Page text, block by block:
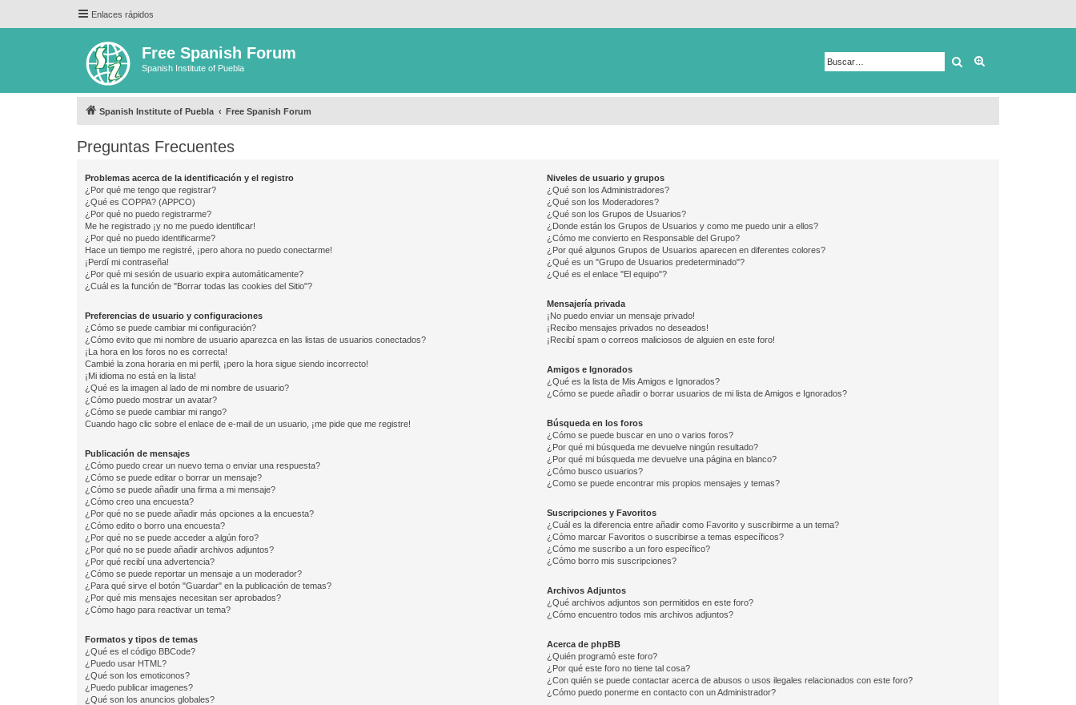
Enlaces rápidos
Free Spanish Forum
Spanish Institute of Puebla Buscar
Spanish Institute of Puebla Free Spanish Forum
Preguntas Frecuentes
Problemas acerca de la identificación y el registro
¿Por qué me tengo que registrar?
¿Qué es COPPA? (APPCO)
¿Por qué no puedo registrarme?
Me he registrado ¡y no me puedo identificar!
¿Por qué no puedo identificarme?
Hace un tiempo me registré, ¡pero ahora no puedo conectarme!
¡Perdí mi contraseña!
¿Por qué mi sesión de usuario expira automáticamente?
¿Cuál es la función de "Borrar todas las cookies del Sitio"?
Preferencias de usuario y configuraciones
¿Cómo se puede cambiar mi configuración?
¿Cómo evito que mi nombre de usuario aparezca en las listas de usuarios conectados?
¡La hora en los foros no es correcta!
Cambié la zona horaria en mi perfil, ¡pero la hora sigue siendo incorrecto!
¡Mi idioma no está en la lista!
¿Qué es la imagen al lado de mi nombre de usuario?
¿Cómo puedo mostrar un avatar?
¿Cómo se puede cambiar mi rango?
Cuando hago clic sobre el enlace de e-mail de un usuario, ¡me pide que me registre!
Publicación de mensajes
¿Cómo puedo crear un nuevo tema o enviar una respuesta?
¿Cómo se puede editar o borrar un mensaje?
¿Cómo se puede añadir una firma a mi mensaje?
¿Cómo creo una encuesta?
¿Por qué no se puede añadir más opciones a la encuesta?
¿Cómo edito o borro una encuesta?
¿Por qué no se puede acceder a algún foro?
¿Por qué no se puede añadir archivos adjuntos?
¿Por qué recibí una advertencia?
¿Cómo se puede reportar un mensaje a un moderador?
¿Para qué sirve el botón "Guardar" en la publicación de temas?
¿Por qué mis mensajes necesitan ser aprobados?
¿Cómo hago para reactivar un tema?
Formatos y tipos de temas
¿Qué es el código BBCode?
¿Puedo usar HTML?
¿Qué son los emoticonos?
¿Puedo publicar imagenes?
¿Qué son los anuncios globales?
Niveles de usuario y grupos
¿Qué son los Administradores?
¿Qué son los Moderadores?
¿Qué son los Grupos de Usuarios?
¿Donde están los Grupos de Usuarios y como me puedo unir a ellos?
¿Cómo me convierto en Responsable del Grupo?
¿Por qué algunos Grupos de Usuarios aparecen en diferentes colores?
¿Qué es un "Grupo de Usuarios predeterminado"?
¿Qué es el enlace "El equipo"?
Mensajería privada
¡No puedo enviar un mensaje privado!
¡Recibo mensajes privados no deseados!
¡Recibí spam o correos maliciosos de alguien en este foro!
Amigos e Ignorados
¿Qué es la lista de Mis Amigos e Ignorados?
¿Cómo se puede añadir o borrar usuarios de mi lista de Amigos e Ignorados?
Búsqueda en los foros
¿Cómo se puede buscar en uno o varios foros?
¿Por qué mi búsqueda me devuelve ningún resultado?
¿Por qué mi búsqueda me devuelve una página en blanco?
¿Cómo busco usuarios?
¿Como se puede encontrar mis propios mensajes y temas?
Suscripciones y Favoritos
¿Cuál es la diferencia entre añadir como Favorito y suscribirme a un tema?
¿Cómo marcar Favoritos o suscribirse a temas específicos?
¿Cómo me suscribo a un foro específico?
¿Cómo borro mis suscripciones?
Archivos Adjuntos
¿Qué archivos adjuntos son permitidos en este foro?
¿Cómo encuentro todos mis archivos adjuntos?
Acerca de phpBB
¿Quién programó este foro?
¿Por qué este foro no tiene tal cosa?
¿Con quién se puede contactar acerca de abusos o usos ilegales relacionados con este foro?
¿Cómo puedo ponerme en contacto con un Administrador?